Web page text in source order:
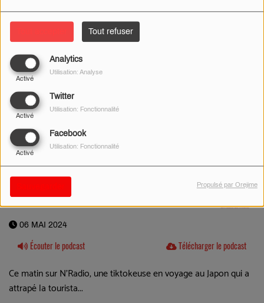
Tout refuser
Analytics
Activé
Utilisation: Analyse
Twitter
Activé
Utilisation: Fonctionnalité
Facebook
Activé
Utilisation: Fonctionnalité
Propulsé par Orejime
06 MAI 2024
Écouter le podcast Télécharger le podcast
Ce matin sur N'Radio, une tiktokeuse en voyage au Japon qui a
attrapé la tourista...